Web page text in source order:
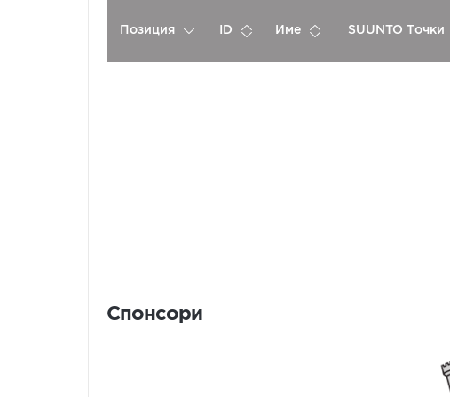
Позиция ID Име SUUNTO Точки
Спонсори